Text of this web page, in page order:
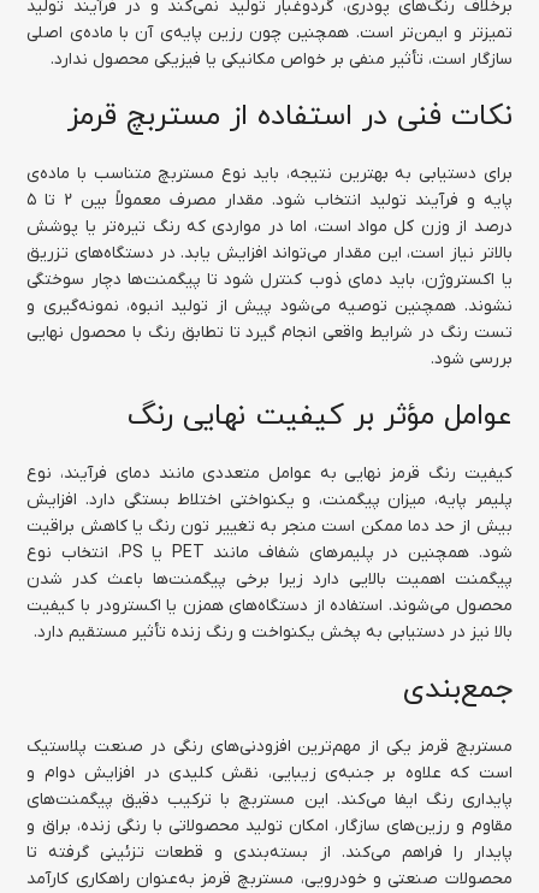
برخلاف رنگ‌های پودری، گردوغبار تولید نمی‌کند و در فرآیند تولید
تمیزتر و ایمن‌تر است. همچنین چون رزین پایه‌ی آن با ماده‌ی اصلی
سازگار است، تأثیر منفی بر خواص مکانیکی یا فیزیکی محصول ندارد.
نکات فنی در استفاده از مستربچ قرمز
برای دستیابی به بهترین نتیجه، باید نوع مستربچ متناسب با ماده‌ی
پایه و فرآیند تولید انتخاب شود. مقدار مصرف معمولاً بین ۲ تا ۵
درصد از وزن کل مواد است، اما در مواردی که رنگ تیره‌تر یا پوشش
بالاتر نیاز است، این مقدار می‌تواند افزایش یابد. در دستگاه‌های تزریق
یا اکستروژن، باید دمای ذوب کنترل شود تا پیگمنت‌ها دچار سوختگی
نشوند. همچنین توصیه می‌شود پیش از تولید انبوه، نمونه‌گیری و
تست رنگ در شرایط واقعی انجام گیرد تا تطابق رنگ با محصول نهایی
بررسی شود.
عوامل مؤثر بر کیفیت نهایی رنگ
کیفیت رنگ قرمز نهایی به عوامل متعددی مانند دمای فرآیند، نوع
پلیمر پایه، میزان پیگمنت، و یکنواختی اختلاط بستگی دارد. افزایش
بیش از حد دما ممکن است منجر به تغییر تون رنگ یا کاهش براقیت
شود. همچنین در پلیمرهای شفاف مانند PET یا PS، انتخاب نوع
پیگمنت اهمیت بالایی دارد زیرا برخی پیگمنت‌ها باعث کدر شدن
محصول می‌شوند. استفاده از دستگاه‌های همزن یا اکسترودر با کیفیت
بالا نیز در دستیابی به پخش یکنواخت و رنگ زنده تأثیر مستقیم دارد.
جمع‌بندی
مستربچ قرمز یکی از مهم‌ترین افزودنی‌های رنگی در صنعت پلاستیک
است که علاوه بر جنبه‌ی زیبایی، نقش کلیدی در افزایش دوام و
پایداری رنگ ایفا می‌کند. این مستربچ با ترکیب دقیق پیگمنت‌های
مقاوم و رزین‌های سازگار، امکان تولید محصولاتی با رنگی زنده، براق و
پایدار را فراهم می‌کند. از بسته‌بندی و قطعات تزئینی گرفته تا
محصولات صنعتی و خودرویی، مستربچ قرمز به‌عنوان راهکاری کارآمد